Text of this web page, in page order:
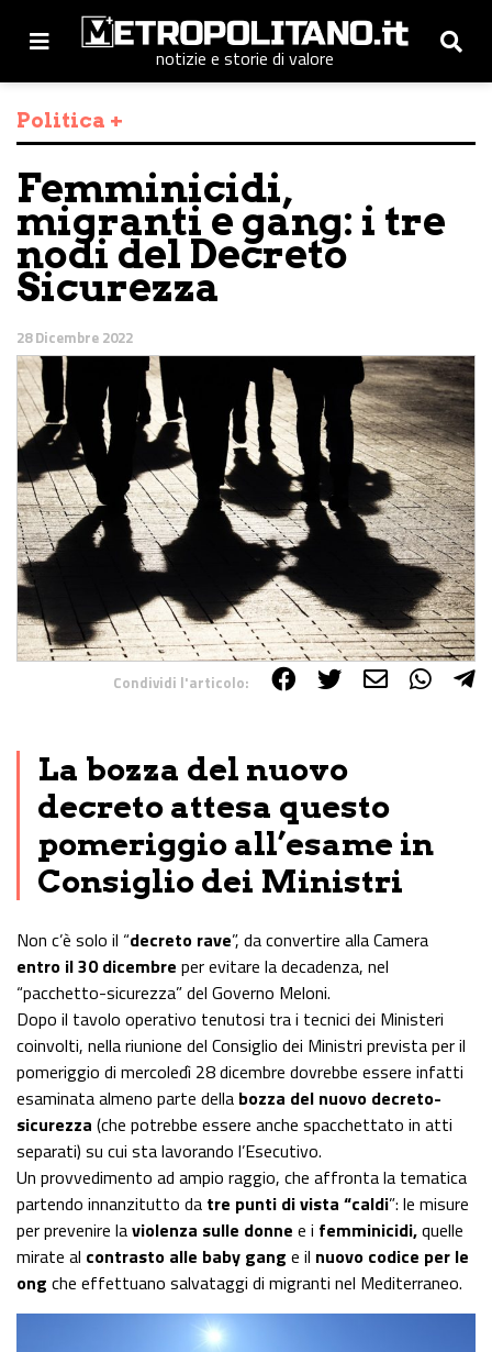
notizie e storie di valore
Politica +
Femminicidi,
migranti e gang: i tre
nodi del Decreto
Sicurezza
28 Dicembre 2022
Condividi l'articolo:
La bozza del nuovo
decreto attesa questo
pomeriggio all’esame in
Consiglio dei Ministri
Non c’è solo il “decreto rave”, da convertire alla Camera
entro il 30 dicembre per evitare la decadenza, nel
“pacchetto-sicurezza” del Governo Meloni.
Dopo il tavolo operativo tenutosi tra i tecnici dei Ministeri
coinvolti, nella riunione del Consiglio dei Ministri prevista per il
pomeriggio di mercoledì 28 dicembre dovrebbe essere infatti
esaminata almeno parte della bozza del nuovo decreto-
sicurezza (che potrebbe essere anche spacchettato in atti
separati) su cui sta lavorando l’Esecutivo.
Un provvedimento ad ampio raggio, che affronta la tematica
partendo innanzitutto da tre punti di vista “caldi”: le misure
per prevenire laviolenza sulle donne e i femminicidi,quelle
mirate al contrasto alle baby gang e il nuovo codice per le
ong che effettuano salvataggi di migranti nel Mediterraneo.